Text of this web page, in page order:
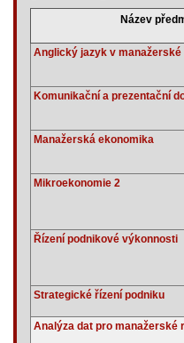
Název
Anglický jazyk v manažerské
Komunikační a prezentační
Manažerská ekonomika
Mikroekonomie 2
Řízení podnikové výkonnosti
Strategické řízení podniku
Analýza dat pro manažerské